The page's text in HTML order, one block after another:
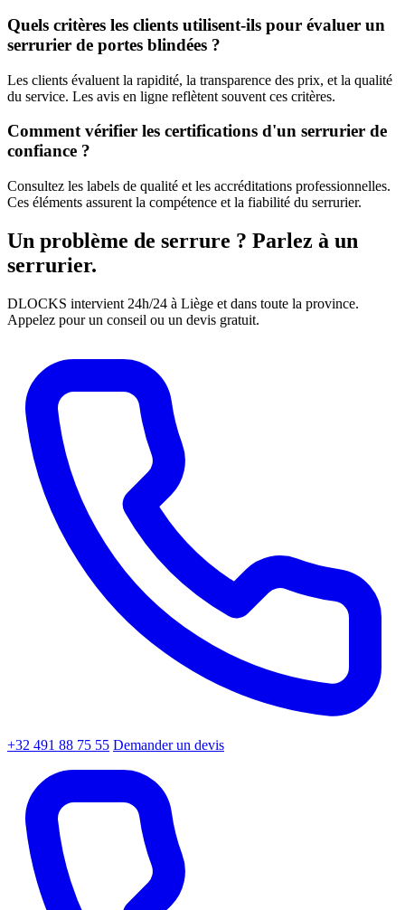
Quels critères les clients utilisent-ils pour évaluer un
serrurier de portes blindées ?
Les clients évaluent la rapidité, la transparence des prix, et la qualité
du service. Les avis en ligne reflètent souvent ces critères.
Comment vérifier les certifications d'un serrurier de
confiance ?
Consultez les labels de qualité et les accréditations professionnelles.
Ces éléments assurent la compétence et la fiabilité du serrurier.
Un problème de serrure ? Parlez à un
serrurier.
DLOCKS intervient 24h/24 à Liège et dans toute la province.
Appelez pour un conseil ou un devis gratuit.
+32 491 88 75 55 Demander un devis